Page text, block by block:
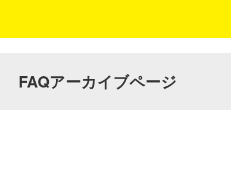
FAQアーカイブページ